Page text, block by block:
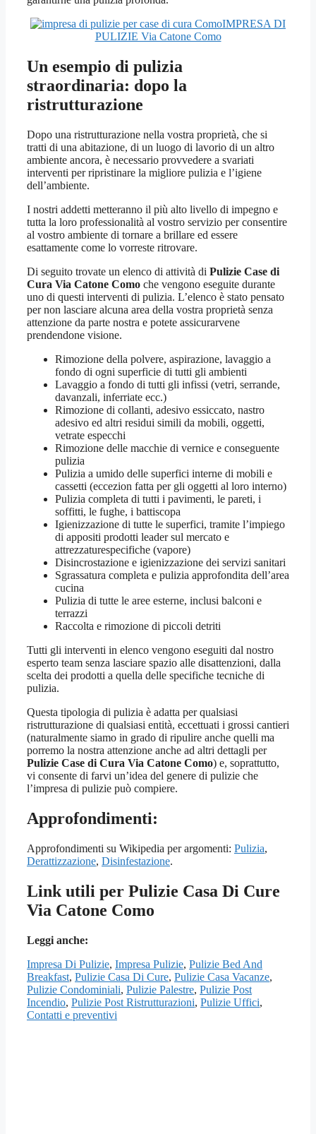
IMPRESA DI
PULIZIE Via Catone Como
Un esempio di pulizia
straordinaria: dopo la
ristrutturazione
Dopo una ristrutturazione nella vostra proprietà, che si
tratti di una abitazione, di un luogo di lavorio di un altro
ambiente ancora, è necessario provvedere a svariati
interventi per ripristinare la migliore pulizia e l’igiene
dell’ambiente.
I nostri addetti metteranno il più alto livello di impegno e
tutta la loro professionalità al vostro servizio per consentire
al vostro ambiente di tornare a brillare ed essere
esattamente come lo vorreste ritrovare.
Di seguito trovate un elenco di attività di Pulizie Case di
Cura Via Catone Como che vengono eseguite durante
uno di questi interventi di pulizia. L’elenco è stato pensato
per non lasciare alcuna area della vostra proprietà senza
attenzione da parte nostra e potete assicurarvene
prendendone visione.
Rimozione della polvere, aspirazione, lavaggio a
fondo di ogni superficie di tutti gli ambienti
Lavaggio a fondo di tutti gli infissi (vetri, serrande,
davanzali, inferriate ecc.)
Rimozione di collanti, adesivo essiccato, nastro
adesivo ed altri residui simili da mobili, oggetti,
vetrate especchi
Rimozione delle macchie di vernice e conseguente
pulizia
Pulizia a umido delle superfici interne di mobili e
cassetti (eccezion fatta per gli oggetti al loro interno)
Pulizia completa di tutti i pavimenti, le pareti, i
soffitti, le fughe, i battiscopa
Igienizzazione di tutte le superfici, tramite l’impiego
di appositi prodotti leader sul mercato e
attrezzaturespecifiche (vapore)
Disincrostazione e igienizzazione dei servizi sanitari
Sgrassatura completa e pulizia approfondita dell’area
cucina
Pulizia di tutte le aree esterne, inclusi balconi e
terrazzi
Raccolta e rimozione di piccoli detriti
Tutti gli interventi in elenco vengono eseguiti dal nostro
esperto team senza lasciare spazio alle disattenzioni, dalla
scelta dei prodotti a quella delle specifiche tecniche di
pulizia.
Questa tipologia di pulizia è adatta per qualsiasi
ristrutturazione di qualsiasi entità, eccettuati i grossi cantieri
(naturalmente siamo in grado di ripulire anche quelli ma
porremo la nostra attenzione anche ad altri dettagli per
Pulizie Case di Cura Via Catone Como) e, soprattutto,
vi consente di farvi un’idea del genere di pulizie che
l’impresa di pulizie può compiere.
Approfondimenti:
Approfondimenti su Wikipedia per argomenti: Pulizia,
Derattizzazione, Disinfestazione.
Link utili per Pulizie Casa Di Cure
Via Catone Como
Leggi anche:
Impresa Di Pulizie, Impresa Pulizie, Pulizie Bed And
Breakfast, Pulizie Casa Di Cure, Pulizie Casa Vacanze,
Pulizie Condominiali, Pulizie Palestre, Pulizie Post
Incendio, Pulizie Post Ristrutturazioni, Pulizie Uffici,
Contatti e preventivi